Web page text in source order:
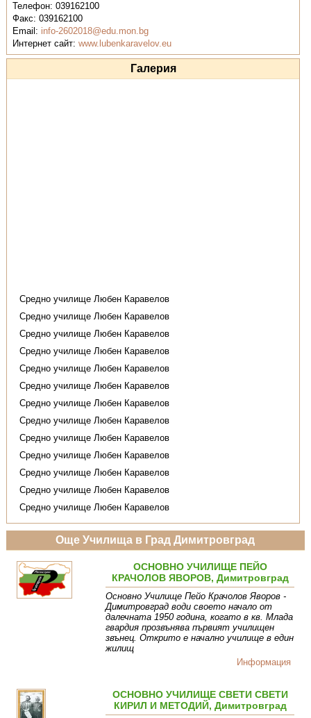
Телефон:039162100
Факс:039162100
Email: info-2602018@edu.mon.bg
Интернет сайт:www.lubenkaravelov.eu
Галерия
Средно училище Любен Каравелов
Средно училище Любен Каравелов
Средно училище Любен Каравелов
Средно училище Любен Каравелов
Средно училище Любен Каравелов
Средно училище Любен Каравелов
Средно училище Любен Каравелов
Средно училище Любен Каравелов
Средно училище Любен Каравелов
Средно училище Любен Каравелов
Средно училище Любен Каравелов
Средно училище Любен Каравелов
Средно училище Любен Каравелов
Още Училища в Град Димитровград
ОСНОВНО УЧИЛИЩЕ ПЕЙО
КРАЧОЛОВ ЯВОРОВ, Димитровград
Основно Училище Пейо Крачолов Яворов -
Димитровград води своето начало от
далечната 1950 година, когато в кв. Млада
гвардия прозвънява първият училищен
звънец. Открито е начално училище в един
жилищ
Информация
ОСНОВНО УЧИЛИЩЕ СВЕТИ СВЕТИ
КИРИЛ И МЕТОДИЙ, Димитровград